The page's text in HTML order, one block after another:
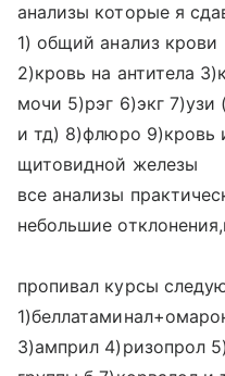
анализы которые я
1) общий анализ крови
2)кровь на антитела
мочи 5)рэг 6)экг
и тд) 8)флюро 9)кровь
щитовидной железы
все анализы
небольшие
пропивал курсы
3)амприл 4)ризопрол